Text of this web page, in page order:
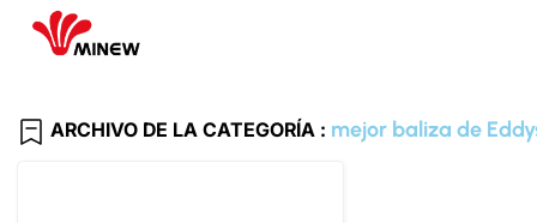
ARCHIVO DE LA CATEGORÍA : mejor baliza de